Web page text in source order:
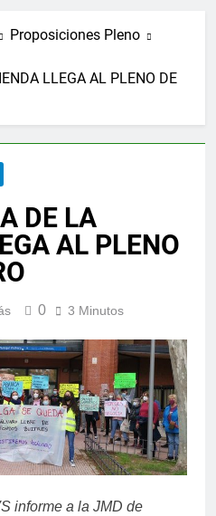
Proposiciones Pleno
LLEGA AL PLENO DE
DE LA
AL PLENO
0 3 Minutos
informe a la JMD de